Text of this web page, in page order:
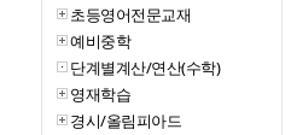
초등영어전문교재
예비중학
단계별계산/연산(수학)
영재학습
경시/올림피아드